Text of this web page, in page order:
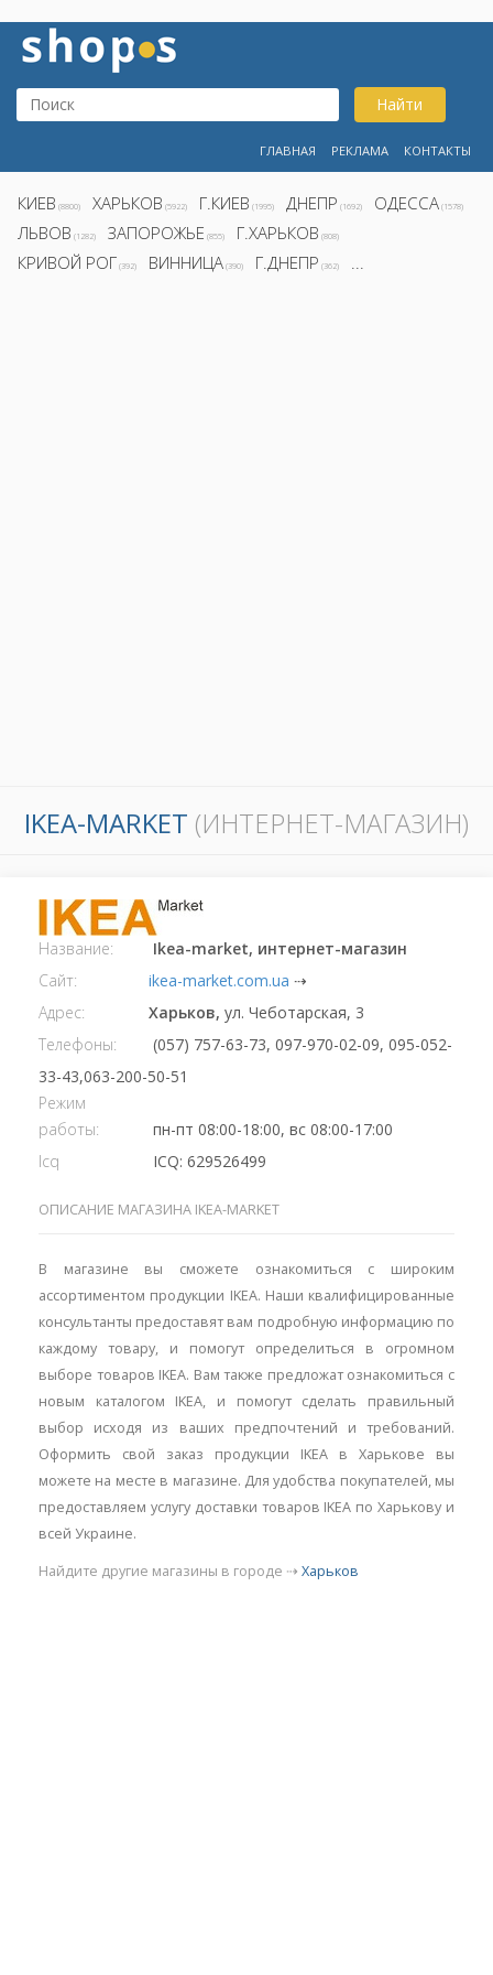
Найти
ГЛАВНАЯ РЕКЛАМА КОНТАКТЫ
КИЕВ (8800) ХАРЬКОВ (5922) Г.КИЕВ (1995) ДНЕПР (1692) ОДЕССА (1578)
ЛЬВОВ (1282) ЗАПОРОЖЬЕ (855) Г.ХАРЬКОВ (808)
КРИВОЙ РОГ (392) ВИННИЦА (390) Г.ДНЕПР (362) ...
IKEA-MARKET (ИНТЕРНЕТ-МАГАЗИН)
Название:
Ikea-market, интернет-магазин
Сайт:
ikea-market.com.ua ⇢
Адрес:
Харьков, ул. Чеботарская, 3
Телефоны:
(057) 757-63-73, 097-970-02-09, 095-052-
33-43,063-200-50-51
Режим
работы:
пн-пт 08:00-18:00, вс 08:00-17:00
Icq
ICQ: 629526499
ОПИСАНИЕ МАГАЗИНА IKEA-MARKET
В магазине вы сможете ознакомиться с широким
ассортиментом продукции IKEA. Наши квалифицированные
консультанты предоставят вам подробную информацию по
каждому товару, и помогут определиться в огромном
выборе товаров IKEA. Вам также предложат ознакомиться с
новым каталогом IKEA, и помогут сделать правильный
выбор исходя из ваших предпочтений и требований.
Оформить свой заказ продукции IKEA в Харькове вы
можете на месте в магазине. Для удобства покупателей, мы
предоставляем услугу доставки товаров IKEA по Харькову и
всей Украине.
Найдите другие магазины в городе ⇢ Харьков